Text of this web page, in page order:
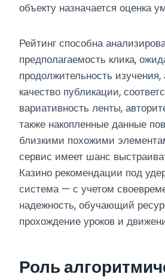
объекту назначается оценка
Рейтинг способна
предполагаемость клика,
продолжительность изучения,
качество публикации,
вариативность ленты,
также накопленные данные
близкими похожими
сервис имеет шанс
Казино рекомендации под
система — с учетом
надежность, обучающий
прохождение уроков и
Роль